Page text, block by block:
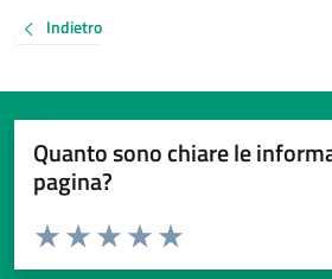
Indietro
Quanto sono chiare le
pagina?
Valuta da 1 a 5 stelle la pagina
Valuta 5 stelle su 5
Valuta 4 stelle su 5
Valuta 3 stelle su 5
Valuta 2 stelle su 5
Valuta 1 stelle su 5